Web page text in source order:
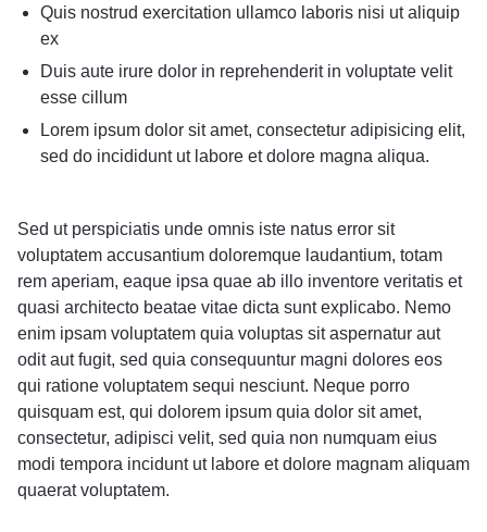
Quis nostrud exercitation ullamco laboris nisi ut aliquip
ex
Duis aute irure dolor in reprehenderit in voluptate velit
esse cillum
Lorem ipsum dolor sit amet, consectetur adipisicing elit,
sed do incididunt ut labore et dolore magna aliqua.
Sed ut perspiciatis unde omnis iste natus error sit
voluptatem accusantium doloremque laudantium, totam
rem aperiam, eaque ipsa quae ab illo inventore veritatis et
quasi architecto beatae vitae dicta sunt explicabo. Nemo
enim ipsam voluptatem quia voluptas sit aspernatur aut
odit aut fugit, sed quia consequuntur magni dolores eos
qui ratione voluptatem sequi nesciunt. Neque porro
quisquam est, qui dolorem ipsum quia dolor sit amet,
consectetur, adipisci velit, sed quia non numquam eius
modi tempora incidunt ut labore et dolore magnam aliquam
quaerat voluptatem.